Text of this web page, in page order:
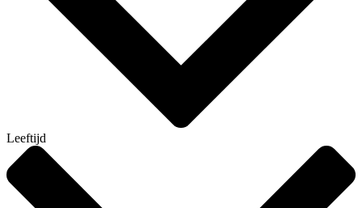
Leeftijd